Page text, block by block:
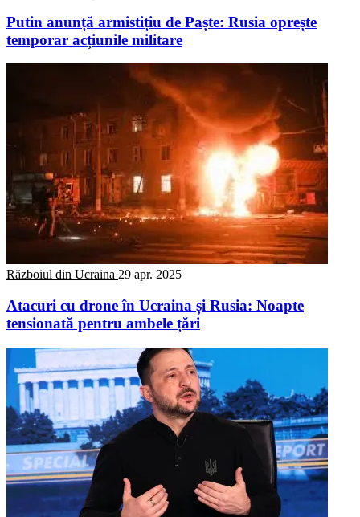
Putin anunță armistițiu de Paște: Rusia oprește
temporar acțiunile militare
Războiul din Ucraina 29 apr. 2025
Atacuri cu drone în Ucraina și Rusia: Noapte
tensionată pentru ambele țări